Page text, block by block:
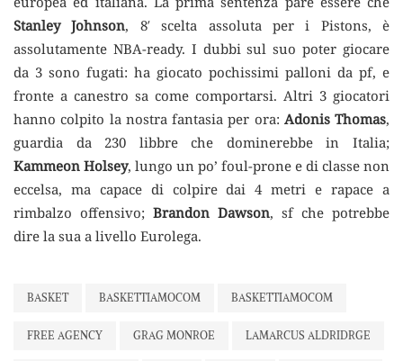
Stanley Johnson, 8′ scelta assoluta per i Pistons, è
assolutamente NBA-ready. I dubbi sul suo poter giocare
da 3 sono fugati: ha giocato pochissimi palloni da pf, e
fronte a canestro sa come comportarsi. Altri 3 giocatori
hanno colpito la nostra fantasia per ora: Adonis Thomas,
guardia da 230 libbre che dominerebbe in Italia;
Kammeon Holsey, lungo un po’ foul-prone e di classe non
eccelsa, ma capace di colpire dai 4 metri e rapace a
rimbalzo offensivo; Brandon Dawson, sf che potrebbe
dire la sua a livello Eurolega.
BASKET BASKETTIAMOCOM BASKETTIAMOCOM
FREE AGENCY GRAG MONROE LAMARCUS ALDRIDRGE